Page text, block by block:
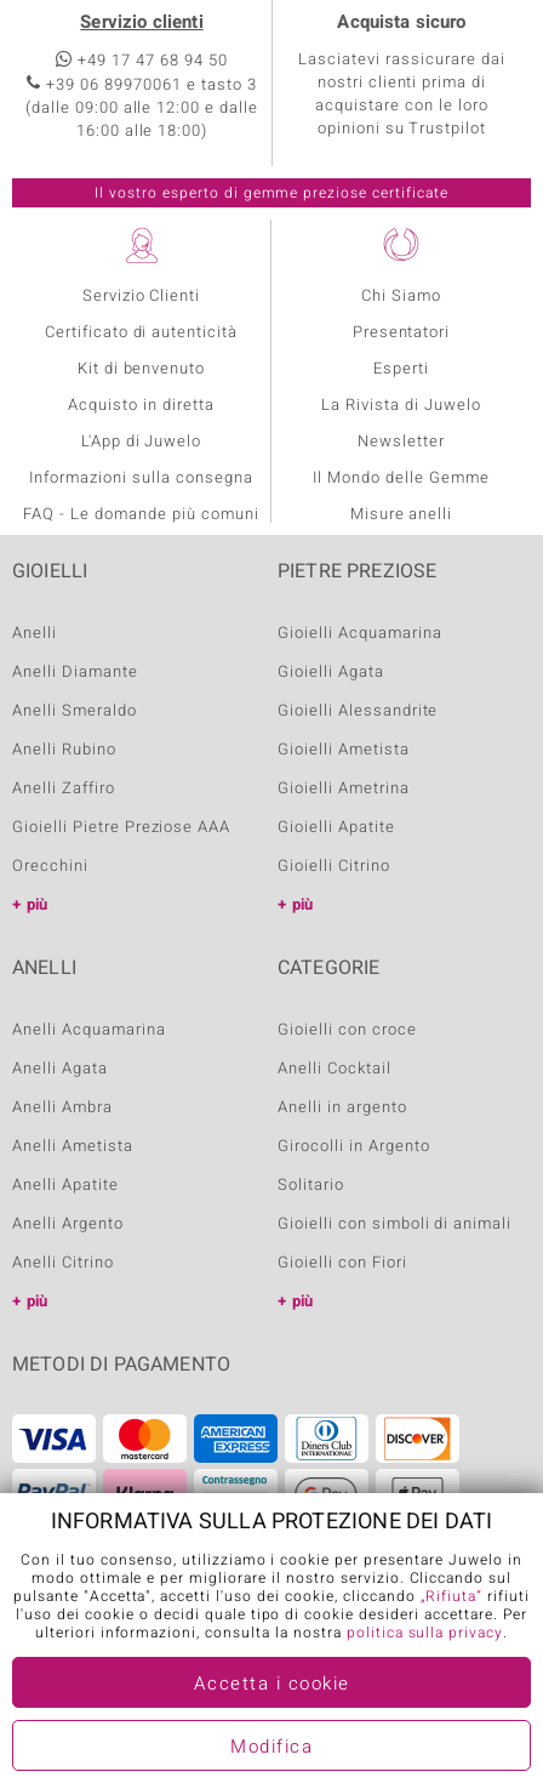
Servizio clienti
+49 17 47 68 94 50
+39 06 89970061 e tasto 3
(dalle 09:00 alle 12:00 e dalle
16:00 alle 18:00)
Acquista sicuro
Lasciatevi rassicurare dai
nostri clienti prima di
acquistare con le loro
opinioni su Trustpilot
Servizio Clienti
Certificato di autenticità
Kit di benvenuto
Acquisto in diretta
L'App di Juwelo
Informazioni sulla consegna
FAQ - Le domande più comuni
Chi Siamo
Presentatori
Esperti
La Rivista di Juwelo
Newsletter
Il Mondo delle Gemme
Misure anelli
GIOIELLI
Anelli
Anelli Diamante
Anelli Smeraldo
Anelli Rubino
Anelli Zaffiro
Gioielli Pietre Preziose AAA
Orecchini
più
PIETRE PREZIOSE
Gioielli Acquamarina
Gioielli Agata
Gioielli Alessandrite
Gioielli Ametista
Gioielli Ametrina
Gioielli Apatite
Gioielli Citrino
più
ANELLI
Anelli Acquamarina
Anelli Agata
Anelli Ambra
Anelli Ametista
Anelli Apatite
Anelli Argento
Anelli Citrino
più
CATEGORIE
Gioielli con croce
Anelli Cocktail
Anelli in argento
Girocolli in Argento
Solitario
Gioielli con simboli di animali
Gioielli con Fiori
più
METODI DI PAGAMENTO
SPEDIZIONE
APP DI JUWELO
INFORMATIVA SULLA PROTEZIONE DEI DATI
Con il tuo consenso, utilizziamo i cookie per presentare Juwelo in
modo ottimale e per migliorare il nostro servizio. Cliccando sul
pulsante "Accetta", accetti l'uso dei cookie, cliccando „Rifiuta“ rifiuti
l'uso dei cookie o decidi quale tipo di cookie desideri accettare. Per
ulteriori informazioni, consulta la nostra politica sulla privacy.
Accetta i cookie
Modifica